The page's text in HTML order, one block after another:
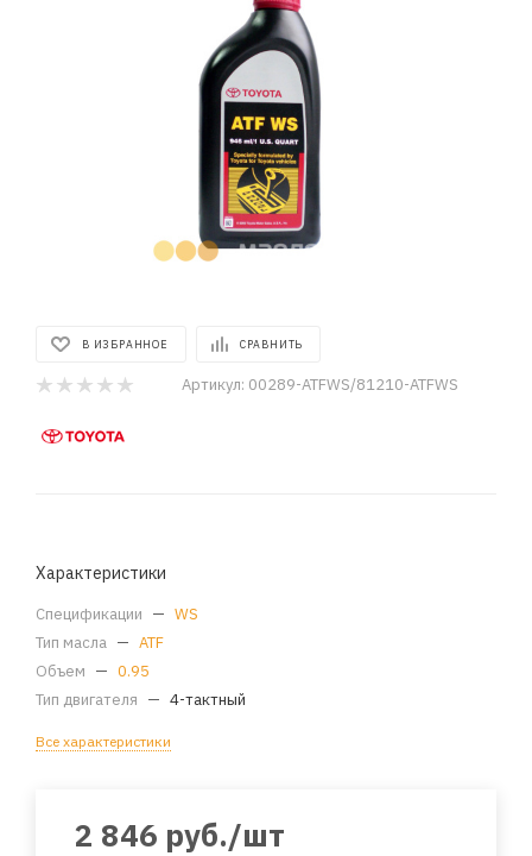
В ИЗБРАННОЕ СРАВНИТЬ
Артикул: 00289-ATFWS/81210-ATFWS
Характеристики
Спецификации — WS
Тип масла — ATF
Объем — 0.95
Тип двигателя — 4-тактный
Все характеристики
2 846 руб./шт